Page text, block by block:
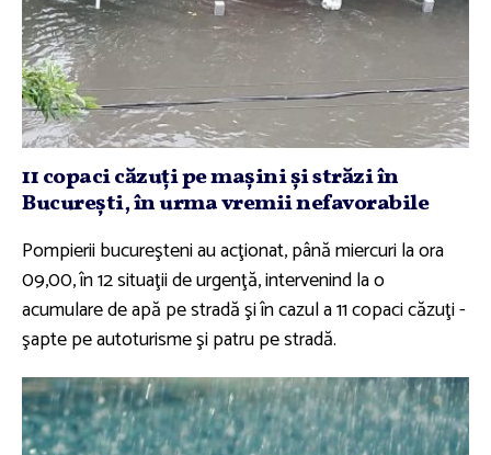
11 copaci căzuţi pe maşini şi străzi în
Bucureşti, în urma vremii nefavorabile
Pompierii bucureşteni au acţionat, până miercuri la ora
09,00, în 12 situaţii de urgenţă, intervenind la o
acumulare de apă pe stradă şi în cazul a 11 copaci căzuţi -
şapte pe autoturisme şi patru pe stradă.